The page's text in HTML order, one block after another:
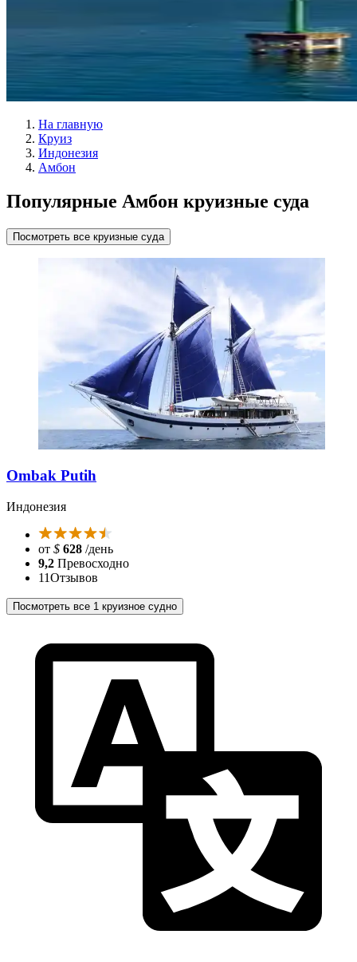
На главную
Круиз
Индонезия
Амбон
Популярные Амбон круизные суда
Посмотреть все круизные суда
Ombak Putih
Индонезия
от $ 628 /день
9,2 Превосходно
11Отзывов
Посмотреть все 1 круизное судно